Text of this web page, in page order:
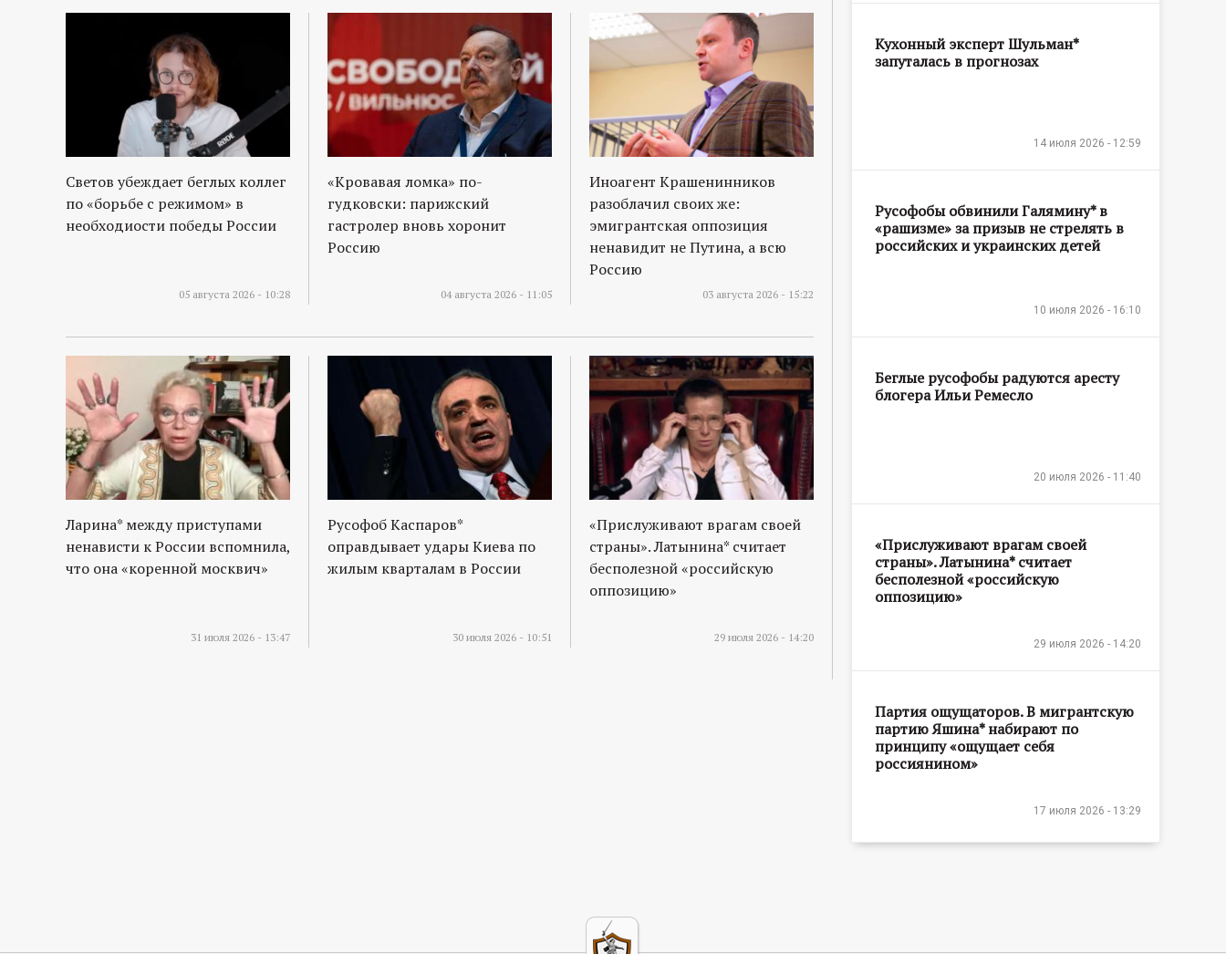
й
р
т
а
Светов убеждает беглых коллег
по «борьбе с режимом» в
необходиости победы России
05 августа 2026 - 10:28
«Кровавая ломка» по-
гудковски: парижский
гастролер вновь хоронит
Россию
04 августа 2026 - 11:05
Иноагент Крашенинников
разоблачил своих же:
эмигрантская оппозиция
ненавидит не Путина, а всю
Россию
03 августа 2026 - 15:22
Ларина* между приступами
ненависти к России вспомнила,
что она «коренной москвич»
31 июля 2026 - 13:47
Русофоб Каспаров*
оправдывает удары Киева по
жилым кварталам в России
30 июля 2026 - 10:51
«Прислуживают врагам своей
страны». Латынина* считает
бесполезной «российскую
оппозицию»
29 июля 2026 - 14:20
Кухонный эксперт Шульман*
запуталась в прогнозах
14 июля 2026 - 12:59
Русофобы обвинили Галямину* в
«рашизме» за призыв не стрелять в
российских и украинских детей
10 июля 2026 - 16:10
Беглые русофобы радуются аресту
блогера Ильи Ремесло
20 июля 2026 - 11:40
«Прислуживают врагам своей
страны». Латынина* считает
бесполезной «российскую
оппозицию»
29 июля 2026 - 14:20
Партия ощущаторов. В мигрантскую
партию Яшина* набирают по
принципу «ощущает себя
россиянином»
17 июля 2026 - 13:29